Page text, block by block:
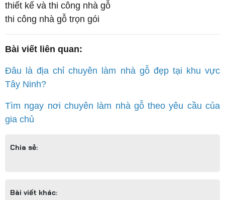
thiết kế và thi công nhà gỗ
thi công nhà gỗ trọn gói
Bài viết liên quan:
Đâu là địa chỉ chuyên làm nhà gỗ đẹp tại khu vực
Tây Ninh?
Tìm ngay nơi chuyên làm nhà gỗ theo yêu cầu của
gia chủ
Chia sẻ:
Bài viết khác: